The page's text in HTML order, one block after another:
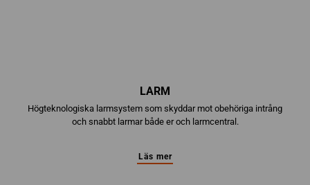
LARM
Högteknologiska larmsystem som skyddar mot obehöriga intrång
och snabbt larmar både er och larmcentral.
Läs mer